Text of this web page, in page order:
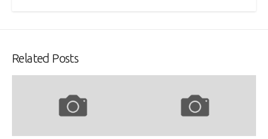
Related Posts